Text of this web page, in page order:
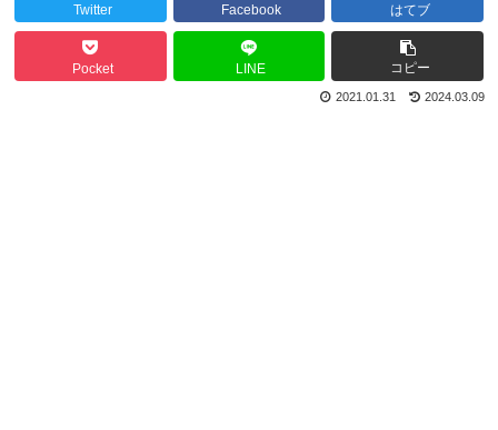
Twitter Facebook はてブ
Pocket LINE コピー
2024.03.09
2021.01.31